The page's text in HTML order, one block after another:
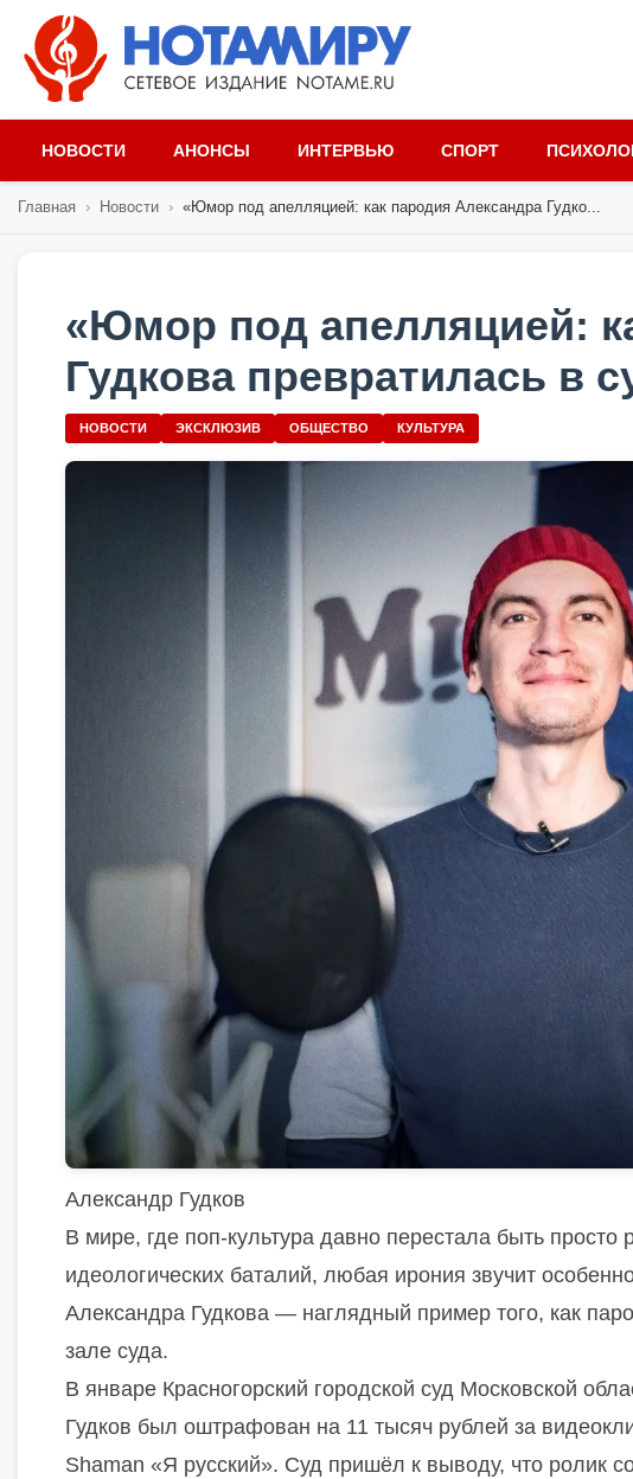
НОВОСТИ АНОНСЫ ИНТЕРВЬЮ СПОРТ
Главная › Новости › «Юмор под апелляцией: как пародия Александра Гудко...
«Юмор под апелляцией:
Гудкова превратилась в
НОВОСТИ ЭКСКЛЮЗИВ ОБЩЕСТВО КУЛЬТУРА
Александр Гудков
В мире, где поп-культура давно перестала быть
идеологических баталий, любая ирония звучит
Александра Гудкова — наглядный пример того, как
зале суда.
В январе Красногорский городской суд Московской
Гудков был оштрафован на 11 тысяч рублей за
Shaman «Я русский». Суд пришёл к выводу, что ролик